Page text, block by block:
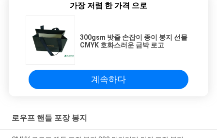
가장 저렴 한 가격 으로
300gsm 밧줄 손잡이 종이 봉지 선물
CMYK 호화스러운 금박 로고
계속하다
로우프 핸들 포장 봉지